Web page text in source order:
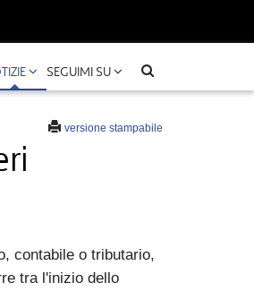
SEGUIMI SU
versione stampabile
contabile o tributario,
tra l'inizio dello